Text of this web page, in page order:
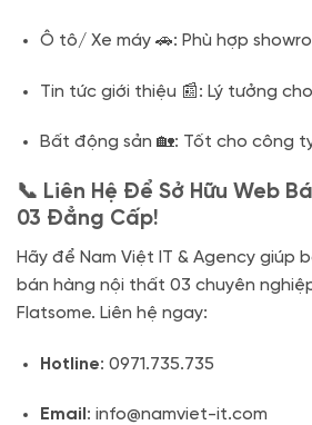
Ô tô/ Xe máy 🚗: Phù hợp
Tin tức giới thiệu 📰: Lý tưởng
Bất động sản 🏡: Tốt cho công
📞 Liên Hệ Để Sở Hữu Web
03 Đẳng Cấp!
Hãy để Nam Việt IT & Agency giúp
bán hàng nội thất 03 chuyên
Flatsome. Liên hệ ngay:
Hotline: 0971.735.735
Email : info@namviet-it.com